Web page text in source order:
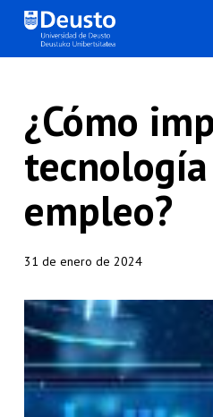
Skip
¿Cómo
empleo?
31 de enero de 2024